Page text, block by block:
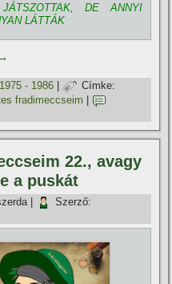
DE ANNYI
LÁTTÁK
→
- 1986 |
Címke:
fradimeccseim
22., avagy
a puskát
|
Szerző: